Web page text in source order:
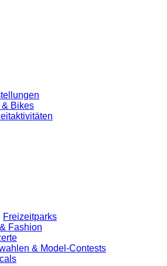
& Bikes
Freizeitparks
Fashion
& Model-Contests